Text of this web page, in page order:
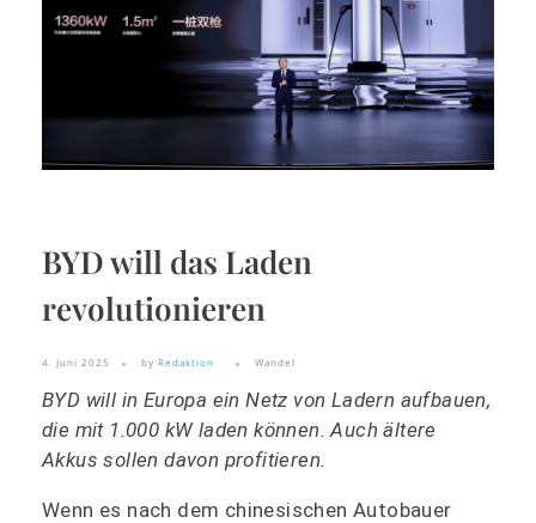
BYD will das Laden
revolutionieren
4. Juni 2025 by Redaktion Wandel
BYD will in Europa ein Netz von Ladern aufbauen,
die mit 1.000 kW laden können. Auch ältere
Akkus sollen davon profitieren.
Wenn es nach dem chinesischen Autobauer